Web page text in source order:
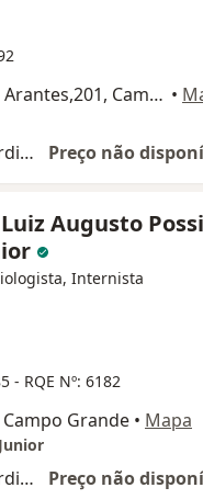
Rua Dr. Antônio Alves Arantes,201, Campo Grande •
Primeira consulta Cardiologia Preço não
Augusto Possi
Internista
- RQE Nº: 6182
Campo Grande • Mapa
Primeira consulta Cardiologia Preço não